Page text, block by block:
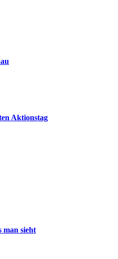
Aktionstag
man sieht